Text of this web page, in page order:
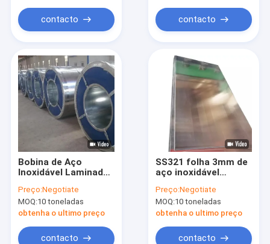
Produtos
Vídeos
Sobre nós
Visita à fábrica
Contacte-nos
Notícias
contacto contacto
Bobina de Aço
Inoxidável Laminado
mm a 2,0 mm
Preço:Negotiate
MOQ:10 toneladas
obtenha o ultimo preço
contacto
SS321 folha 3mm de
aço inoxidável
de aço inoxidável do
metal 6000mm
Preço:Negotiate
MOQ:10 toneladas
obtenha o ultimo preço
contacto